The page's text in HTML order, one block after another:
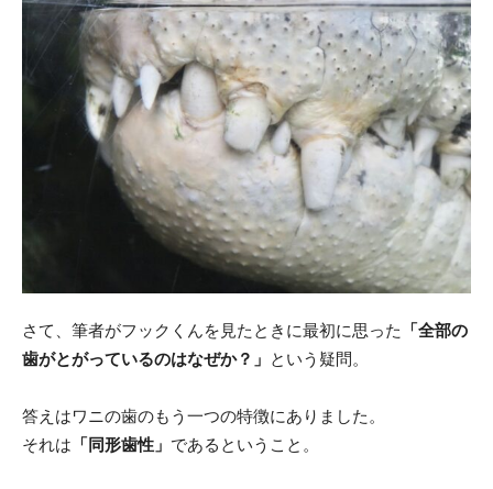
さて、筆者がフックくんを見たときに最初に思った 「全部の
歯がとがっているのはなぜか？」 という疑問。
答えはワニの歯のもう一つの特徴にありました。
それは 「同形歯性」 であるということ。